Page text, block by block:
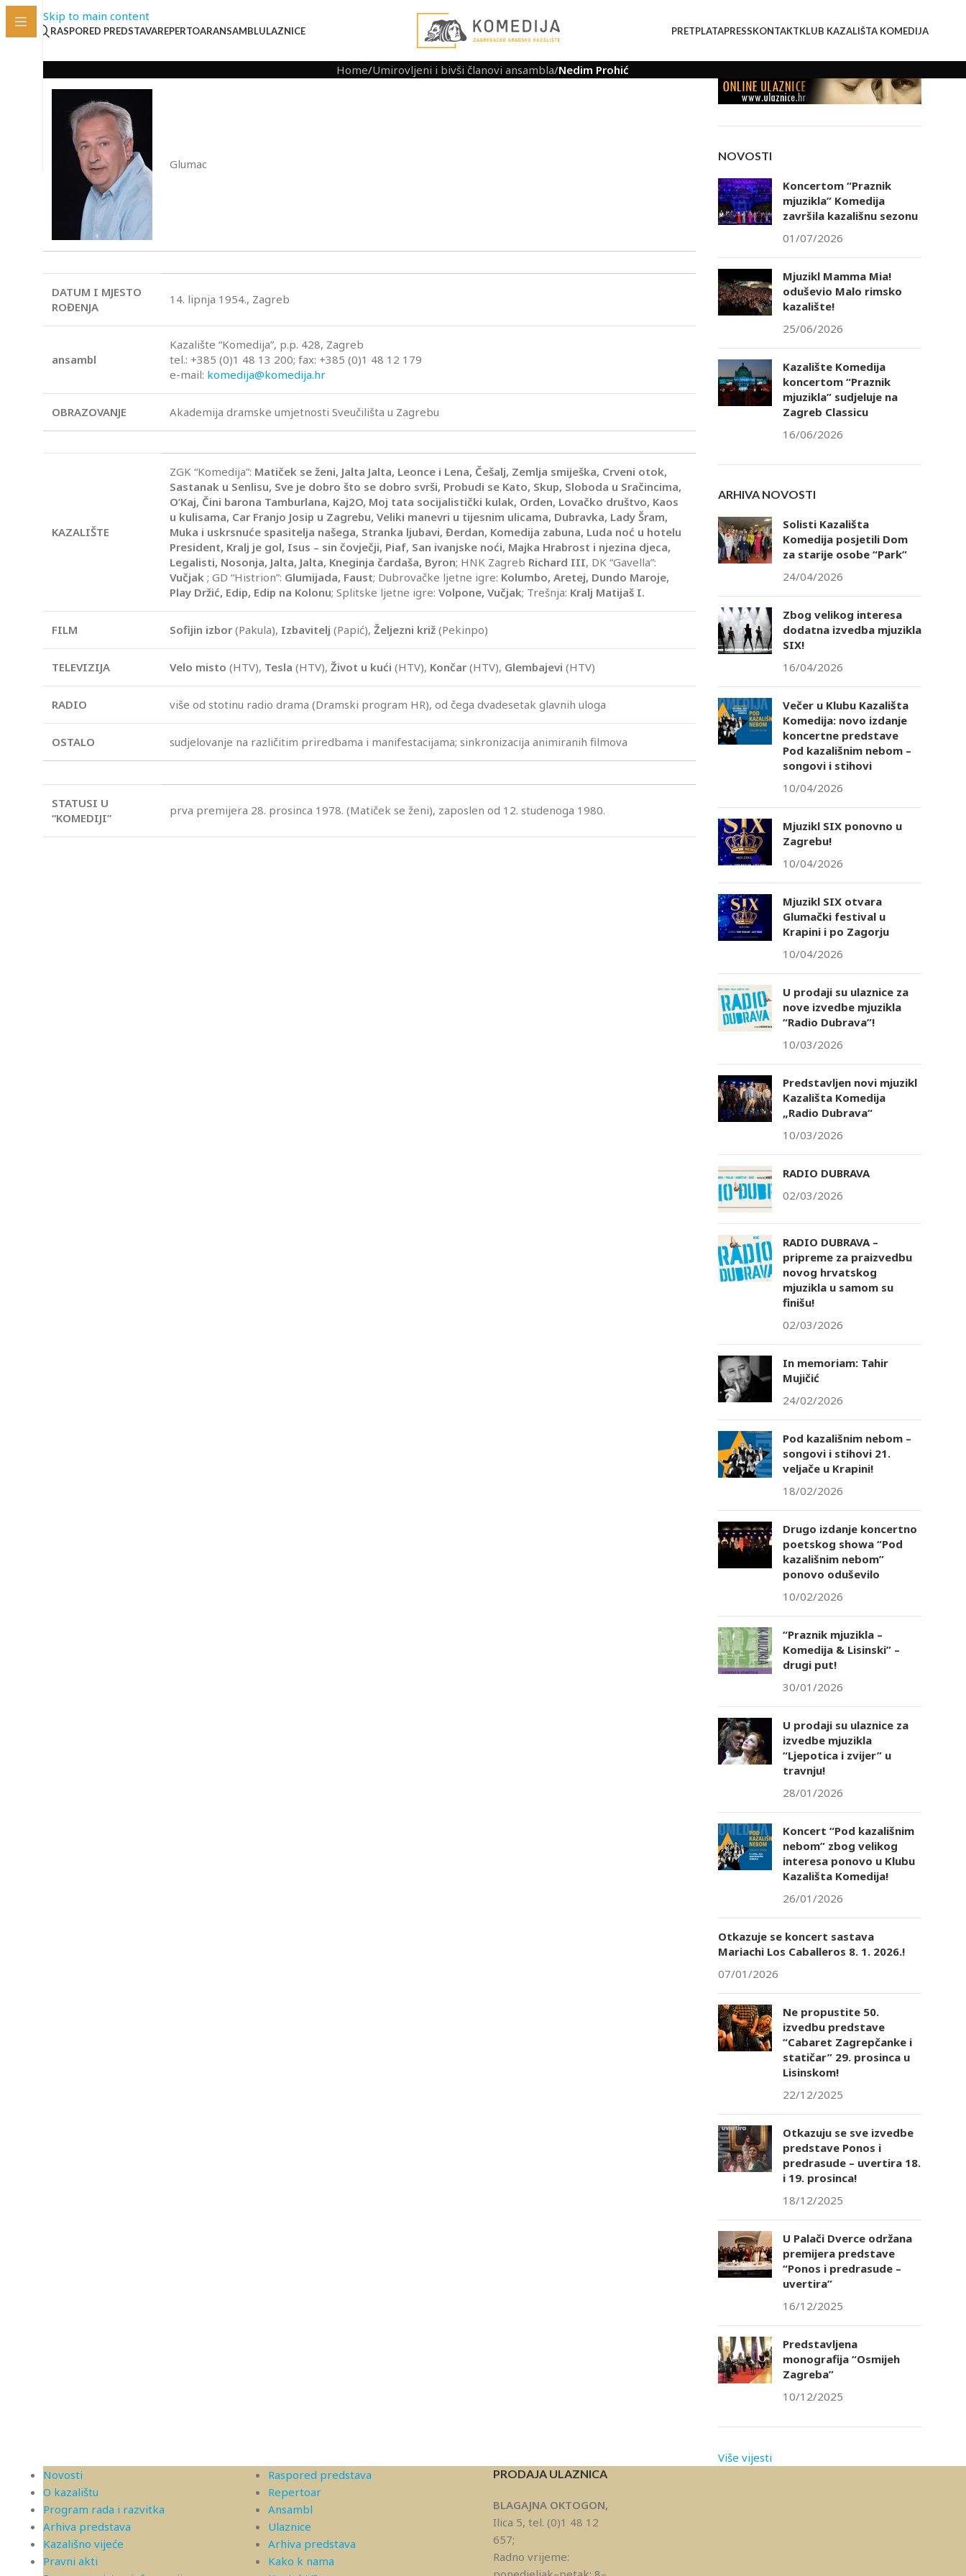
Skip to main content
RASPORED PREDSTAVAREPERTOARANSAMBLULAZNICE PRETPLATAPRESSKONTAKTKLUB KAZALIŠTA KOMEDIJA
Home/Umirovljeni i bivši članovi ansambla/Nedim Prohić
Glumac
DATUM I MJESTO
ROĐENJA
14. lipnja 1954., Zagreb
ansambl
Kazalište “Komedija”, p.p. 428, Zagreb
tel.: +385 (0)1 48 13 200; fax: +385 (0)1 48 12 179
e-mail: komedija@komedija.hr
OBRAZOVANJE Akademija dramske umjetnosti Sveučilišta u Zagrebu
KAZALIŠTE
ZGK “Komedija”: Matiček se ženi, Jalta Jalta, Leonce i Lena, Češalj, Zemlja smiješka, Crveni otok,
Sastanak u Senlisu, Sve je dobro što se dobro svrši, Probudi se Kato, Skup, Sloboda u Sračincima,
O’Kaj, Čini barona Tamburlana, Kaj2O, Moj tata socijalistički kulak, Orden, Lovačko društvo, Kaos
u kulisama, Car Franjo Josip u Zagrebu, Veliki manevri u tijesnim ulicama, Dubravka, Lady Šram,
Muka i uskrsnuće spasitelja našega, Stranka ljubavi, Đerdan, Komedija zabuna, Luda noć u hotelu
President, Kralj je gol, Isus – sin čovječji, Piaf, San ivanjske noći, Majka Hrabrost i njezina djeca,
Legalisti, Nosonja, Jalta, Jalta, Kneginja čardaša, Byron; HNK Zagreb Richard III, DK “Gavella”:
Vučjak ; GD “Histrion”: Glumijada, Faust; Dubrovačke ljetne igre: Kolumbo, Aretej, Dundo Maroje,
Play Držić, Edip, Edip na Kolonu; Splitske ljetne igre: Volpone, Vučjak; Trešnja: Kralj Matijaš I.
FILM Sofijin izbor (Pakula), Izbavitelj (Papić), Željezni križ (Pekinpo)
TELEVIZIJA Velo misto (HTV), Tesla (HTV), Život u kući (HTV), Končar (HTV), Glembajevi (HTV)
RADIO više od stotinu radio drama (Dramski program HR), od čega dvadesetak glavnih uloga
OSTALO sudjelovanje na različitim priredbama i manifestacijama; sinkronizacija animiranih filmova
STATUSI U
“KOMEDIJI”
prva premijera 28. prosinca 1978. (Matiček se ženi), zaposlen od 12. studenoga 1980.
NOVOSTI
Koncertom “Praznik
mjuzikla” Komedija
završila kazališnu sezonu
01/07/2026
Mjuzikl Mamma Mia!
oduševio Malo rimsko
kazalište!
25/06/2026
Kazalište Komedija
koncertom “Praznik
mjuzikla” sudjeluje na
Zagreb Classicu
16/06/2026
ARHIVA NOVOSTI
Solisti Kazališta
Komedija posjetili Dom
za starije osobe “Park”
24/04/2026
Zbog velikog interesa
dodatna izvedba mjuzikla
SIX!
16/04/2026
Večer u Klubu Kazališta
Komedija: novo izdanje
koncertne predstave
Pod kazališnim nebom –
songovi i stihovi
10/04/2026
Mjuzikl SIX ponovno u
Zagrebu!
10/04/2026
Mjuzikl SIX otvara
Glumački festival u
Krapini i po Zagorju
10/04/2026
U prodaji su ulaznice za
nove izvedbe mjuzikla
“Radio Dubrava”!
10/03/2026
Predstavljen novi mjuzikl
Kazališta Komedija
„Radio Dubrava“
10/03/2026
RADIO DUBRAVA
02/03/2026
RADIO DUBRAVA –
pripreme za praizvedbu
novog hrvatskog
mjuzikla u samom su
finišu!
02/03/2026
In memoriam: Tahir
Mujičić
24/02/2026
Pod kazališnim nebom –
songovi i stihovi 21.
veljače u Krapini!
18/02/2026
Drugo izdanje koncertno
poetskog showa “Pod
kazališnim nebom”
ponovo oduševilo
10/02/2026
“Praznik mjuzikla –
Komedija & Lisinski” –
drugi put!
30/01/2026
U prodaji su ulaznice za
izvedbe mjuzikla
“Ljepotica i zvijer” u
travnju!
28/01/2026
Koncert “Pod kazališnim
nebom” zbog velikog
interesa ponovo u Klubu
Kazališta Komedija!
26/01/2026
Otkazuje se koncert sastava
Mariachi Los Caballeros 8. 1. 2026.!
07/01/2026
Ne propustite 50.
izvedbu predstave
“Cabaret Zagrepčanke i
statičar” 29. prosinca u
Lisinskom!
22/12/2025
Otkazuju se sve izvedbe
predstave Ponos i
predrasude – uvertira 18.
i 19. prosinca!
18/12/2025
U Palači Dverce održana
premijera predstave
“Ponos i predrasude –
uvertira”
16/12/2025
Predstavljena
monografija “Osmijeh
Zagreba”
10/12/2025
Više vijesti
Novosti
O kazalištu
Program rada i razvitka
Arhiva predstava
Kazališno vijeće
Pravni akti
Raspored predstava
Repertoar
Ansambl
Ulaznice
Arhiva predstava
Kako k nama
PRODAJA ULAZNICA
BLAGAJNA OKTOGON,
Ilica 5, tel. (0)1 48 12
657;
Radno vrijeme: